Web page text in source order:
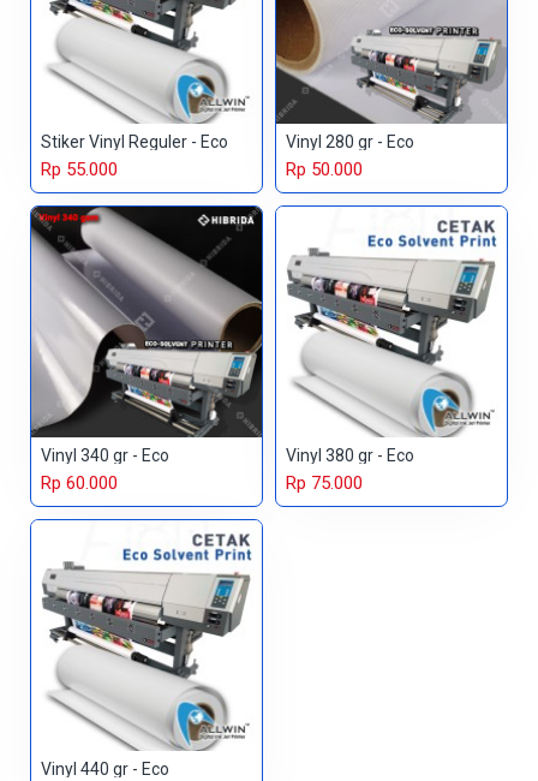
Stiker Vinyl Reguler - Eco
Rp 55.000
Vinyl 280 gr - Eco
Rp 50.000
Vinyl 340 gr - Eco
Rp 60.000
Vinyl 380 gr - Eco
Rp 75.000
Vinyl 440 gr - Eco